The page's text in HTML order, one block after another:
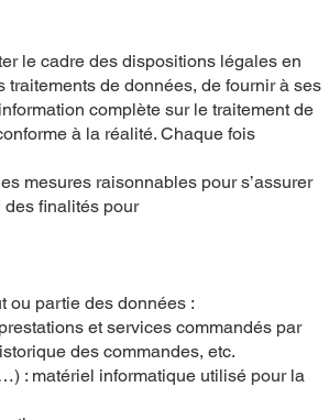
le cadre des dispositions légales en
de données, de fournir à ses
complète sur le traitement de
à la réalité. Chaque fois
mesures raisonnables pour s’assurer
des finalités pour
ou partie des données :
et services commandés par
des commandes, etc.
: matériel informatique utilisé pour la